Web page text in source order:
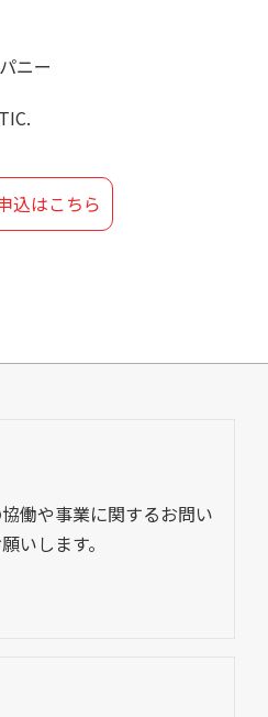
ニー
込はこちら
働や事業に関するお問い
いします。